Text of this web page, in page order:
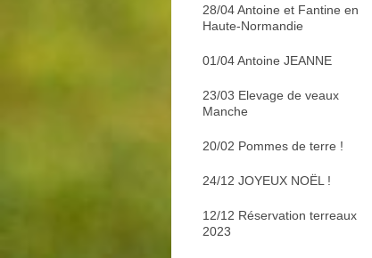
28/04 Antoine et Fantine en
Haute-Normandie
01/04 Antoine JEANNE
23/03 Elevage de veaux
Manche
20/02 Pommes de terre !
24/12 JOYEUX NOËL !
12/12 Réservation terreaux
2023